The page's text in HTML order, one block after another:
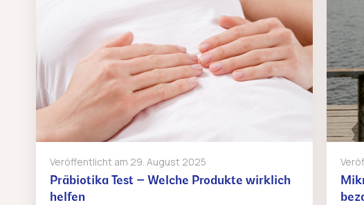
Veröffentlicht am 29. August 2025
Präbiotika Test – Welche Produkte wirklich
helfen